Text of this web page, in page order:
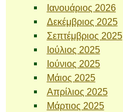
Ιανουάριος 2026
Δεκέμβριος 2025
Σεπτέμβριος 2025
Ιούλιος 2025
Ιούνιος 2025
Μάιος 2025
Απρίλιος 2025
Μάρτιος 2025